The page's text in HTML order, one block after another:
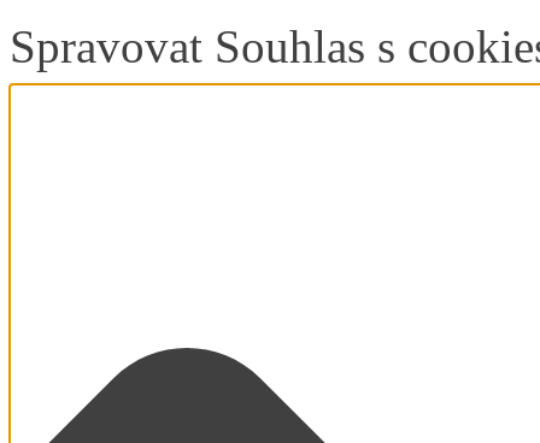
Spravovat Souhlas s